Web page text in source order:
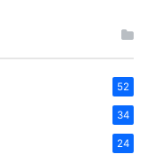
52
34
24